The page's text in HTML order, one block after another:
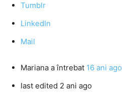
Tumblr
LinkedIn
Mail
Mariana a întrebat 16 ani ago
last edited 2 ani ago